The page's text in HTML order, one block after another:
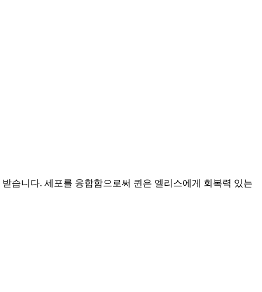
습니다. 세포를 융합함으로써 퀸은 엘리스에게 회복력 있는